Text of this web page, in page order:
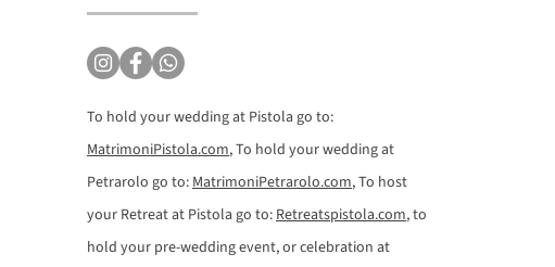
To hold your wedding at Pistola go to:
MatrimoniPistola.com, To hold your wedding at
Petrarolo go to: MatrimoniPetrarolo.com, To host
your Retreat at Pistola go to: Retreatspistola.com, to
hold your pre-wedding event, or celebration at